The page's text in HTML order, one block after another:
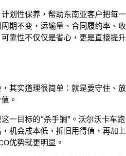
划性保养，帮助东南亚客户把每一
期不变，运输量、合同履约率、收
靠性不仅仅是省心，更是直接提升
其实道理很简单：就是要守住、放
。
一目标的“杀手锏”。沃尔沃卡车跑
机会成本低，折旧用得值，再加上
优势就更明显。